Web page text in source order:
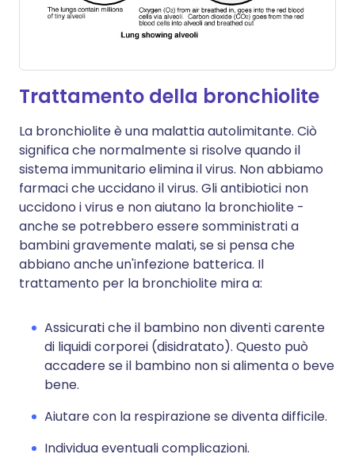
Trattamento della bronchiolite
La bronchiolite è una malattia autolimitante. Ciò
significa che normalmente si risolve quando il
sistema immunitario elimina il virus. Non abbiamo
farmaci che uccidano il virus. Gli antibiotici non
uccidono i virus e non aiutano la bronchiolite -
anche se potrebbero essere somministrati a
bambini gravemente malati, se si pensa che
abbiano anche un'infezione batterica. Il
trattamento per la bronchiolite mira a:
Assicurati che il bambino non diventi carente
di liquidi corporei (disidratato). Questo può
accadere se il bambino non si alimenta o beve
bene.
Aiutare con la respirazione se diventa difficile.
Individua eventuali complicazioni.